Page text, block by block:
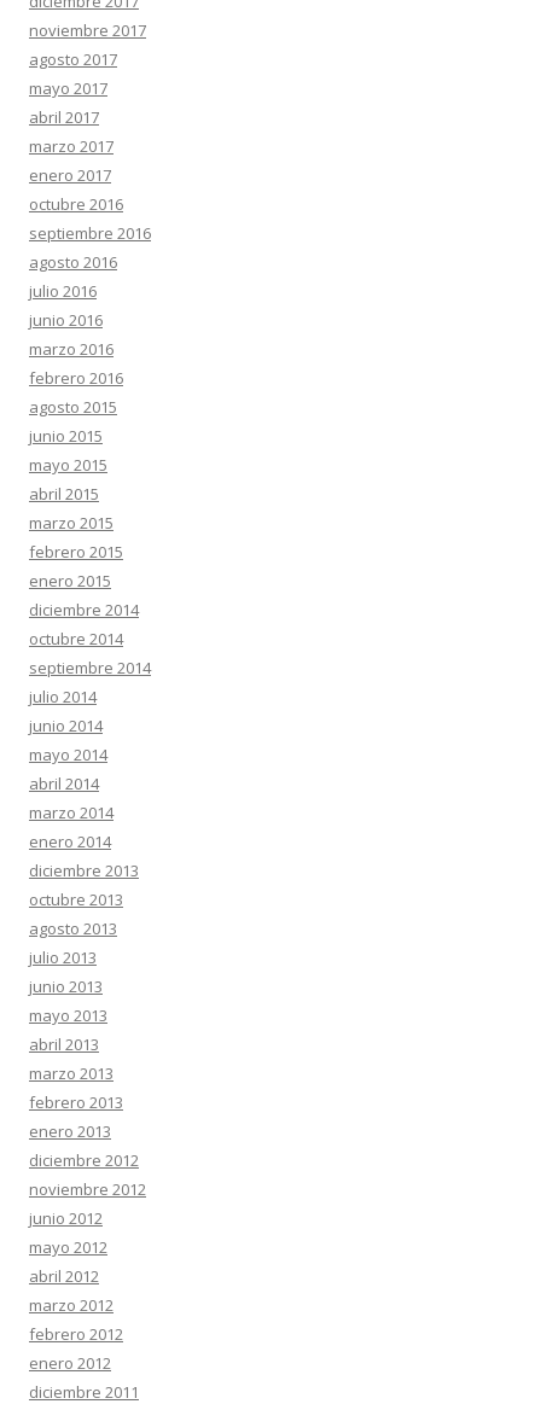
noviembre 2017
agosto 2017
mayo 2017
abril 2017
marzo 2017
enero 2017
octubre 2016
septiembre 2016
agosto 2016
julio 2016
junio 2016
marzo 2016
febrero 2016
agosto 2015
junio 2015
mayo 2015
abril 2015
marzo 2015
febrero 2015
enero 2015
diciembre 2014
octubre 2014
septiembre 2014
julio 2014
junio 2014
mayo 2014
abril 2014
marzo 2014
enero 2014
diciembre 2013
octubre 2013
agosto 2013
julio 2013
junio 2013
mayo 2013
abril 2013
marzo 2013
febrero 2013
enero 2013
diciembre 2012
noviembre 2012
junio 2012
mayo 2012
abril 2012
marzo 2012
febrero 2012
enero 2012
diciembre 2011